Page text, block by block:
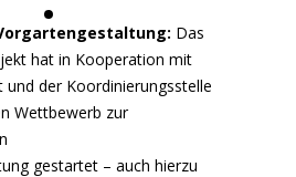
Das
hat in Kooperation mit
und der Koordinierungsstelle
Wettbewerb zur
gestartet – auch hierzu